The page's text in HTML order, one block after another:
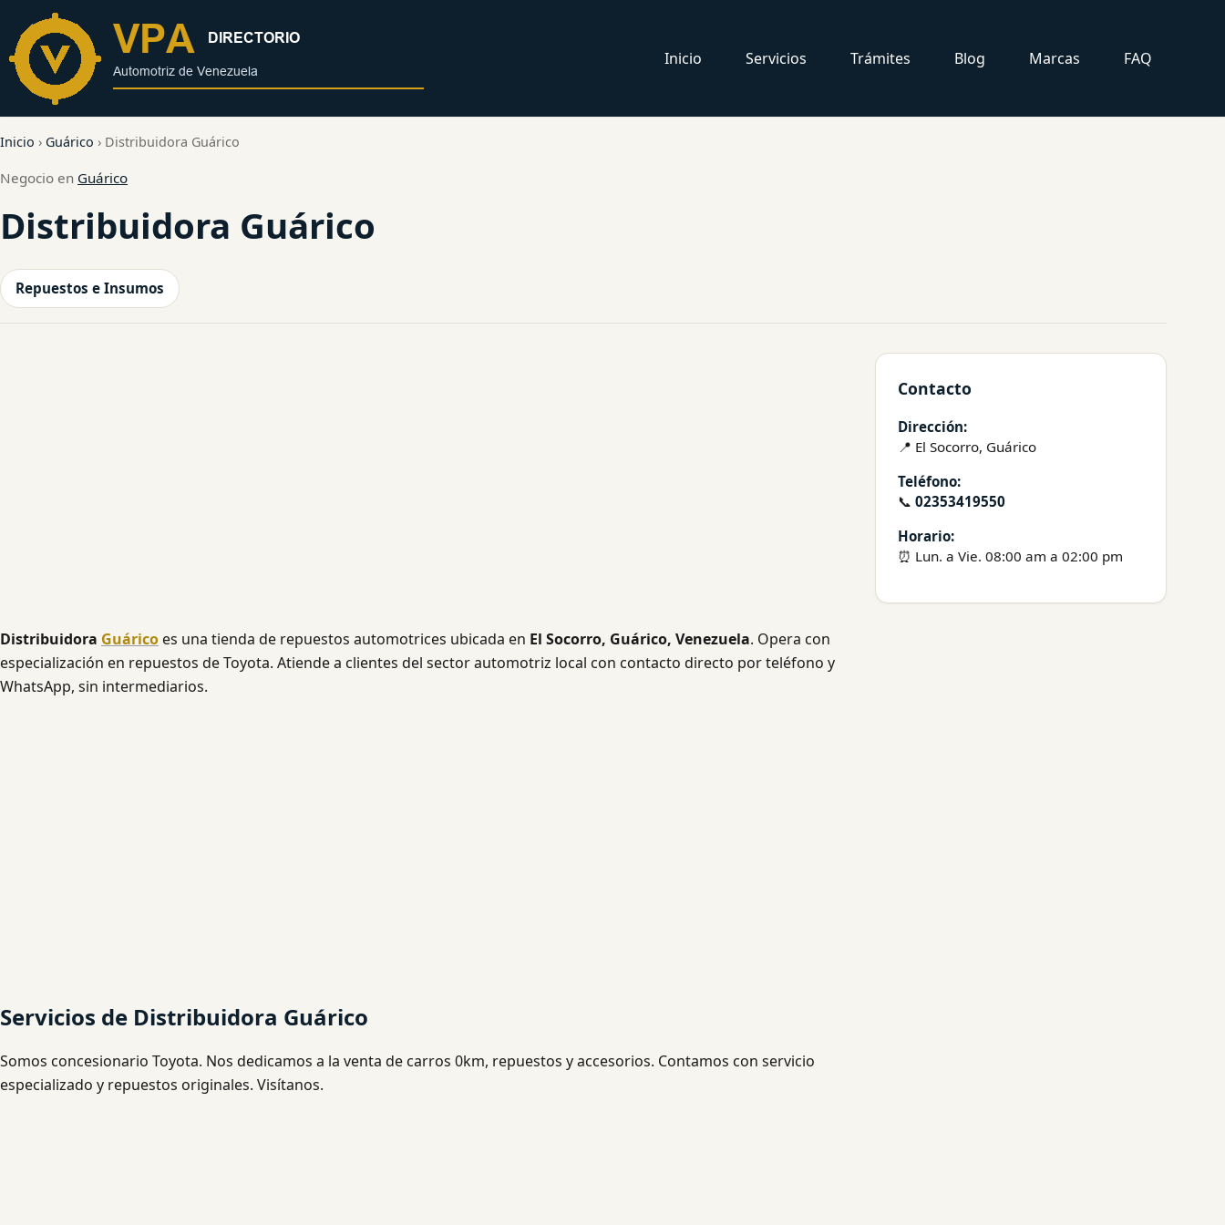
contenido
Inicio
Servicios Trámites Blog Marcas FAQ
Inicio › Guárico › Distribuidora Guárico
Negocio en Guárico
Distribuidora Guárico
Repuestos e Insumos
Distribuidora Guáricoes una tienda de repuestos automotrices ubicada en El Socorro, Guárico, Venezuela. Opera con
especialización en repuestos de Toyota. Atiende a clientes del sector automotriz local con contacto directo por teléfono y
WhatsApp, sin intermediarios.
Servicios de Distribuidora Guárico
Somos concesionario Toyota. Nos dedicamos a la venta de carros 0km, repuestos y accesorios. Contamos con servicio
especializado y repuestos originales. Visítanos.
Contacto
Dirección:
📍 El Socorro, Guárico
Teléfono:
📞 02353419550
Horario:
⏰ Lun. a Vie. 08:00 am a 02:00 pm